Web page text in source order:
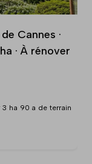
Cannes ·
· À rénover
3 ha 90 a de terrain